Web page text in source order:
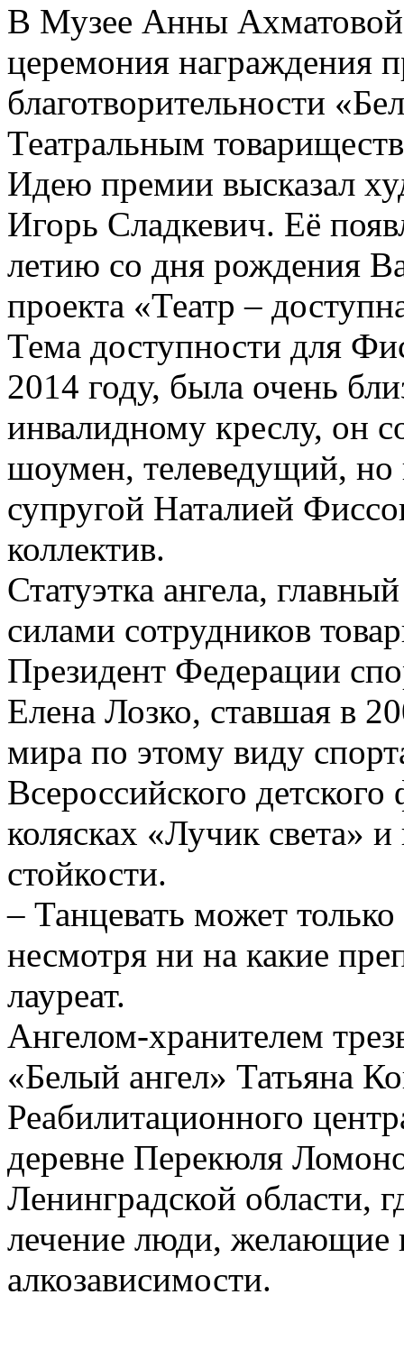
В Музее Анны
церемония награждения
благотворительности
Театральным
Идею премии высказал
Игорь Сладкевич. Её
летию со дня рождения
проекта «Театр –
Тема доступности для
2014 году, была очень
инвалидному креслу, он
шоумен, телеведущий, но
супругой Наталией
коллектив.
Статуэтка ангела,
силами сотрудников
Президент Федерации
Елена Лозко, ставшая в
мира по этому виду
Всероссийского
колясках «Лучик света»
стойкости.
– Танцевать может
несмотря ни на какие
лауреат.
Ангелом-хранителем
«Белый ангел» Татьяна
Реабилитационного
деревне Перекюля
Ленинградской области,
лечение люди, желающие
алкозависимости.